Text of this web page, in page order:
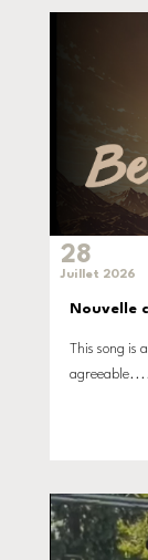
28
Juillet 2026
Nouvelle
This song